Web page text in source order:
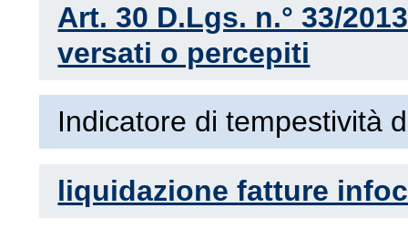
Art. 30 D.Lgs. n.° 33/
versati o percepiti
Indicatore di tempestività
liquidazione fatture